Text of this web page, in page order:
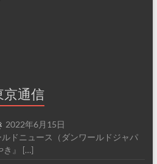
通信
2022年6月15日
ドニュース（ダンワールドジャパ
き』 […]